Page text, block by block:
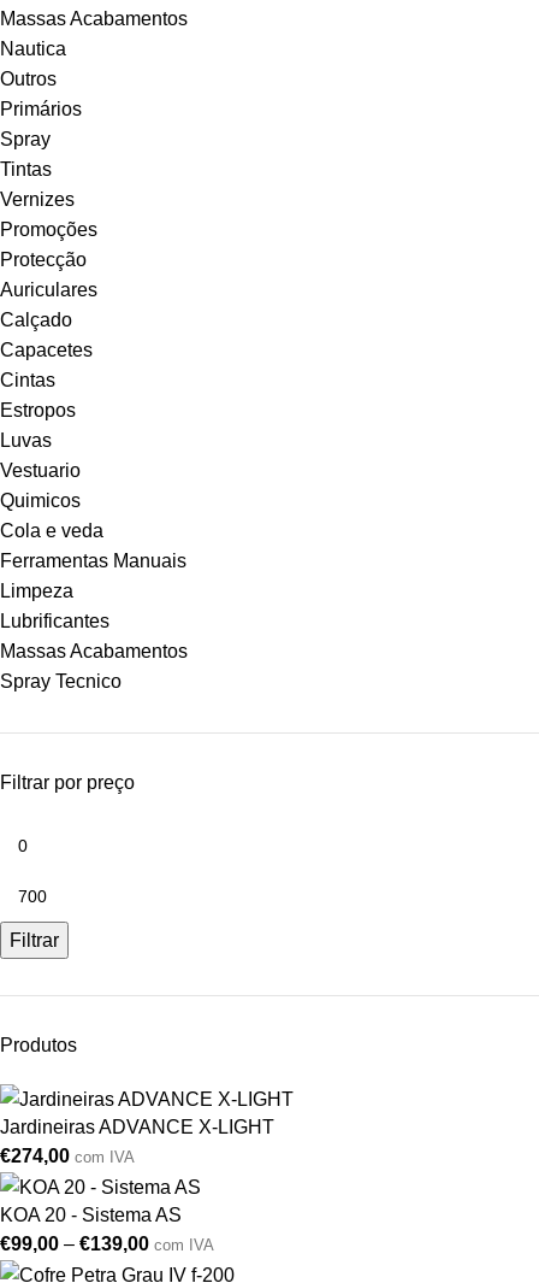
Massas Acabamentos
Nautica
Outros
Primários
Spray
Tintas
Vernizes
Promoções
Protecção
Auriculares
Calçado
Capacetes
Cintas
Estropos
Luvas
Vestuario
Quimicos
Cola e veda
Ferramentas Manuais
Limpeza
Lubrificantes
Massas Acabamentos
Spray Tecnico
Filtrar por preço
Filtrar
Produtos
Jardineiras ADVANCE X-LIGHT
€274,00 com IVA
KOA 20 - Sistema AS
€99,00 – €139,00 com IVA